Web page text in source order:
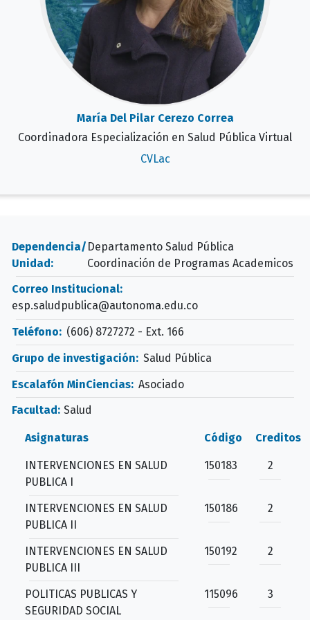
María Del Pilar Cerezo Correa
Coordinadora Especialización en Salud Pública Virtual
CVLac
Dependencia/
Unidad:
Departamento Salud Pública
Coordinación de Programas Academicos
Correo Institucional:
esp.saludpublica@autonoma.edu.co
Teléfono: (606) 8727272 - Ext. 166
Grupo de investigación: Salud Pública
Escalafón MinCiencias: Asociado
Facultad: Salud
Asignaturas Código Creditos
INTERVENCIONES EN SALUD
PUBLICA I
150183 2
INTERVENCIONES EN SALUD
PUBLICA II
150186 2
INTERVENCIONES EN SALUD
PUBLICA III
150192 2
POLITICAS PUBLICAS Y
SEGURIDAD SOCIAL
115096 3